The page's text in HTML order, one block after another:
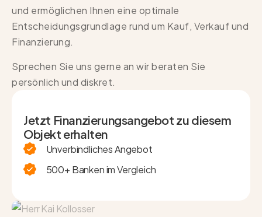
und ermöglichen Ihnen eine optimale
Entscheidungsgrundlage rund um Kauf, Verkauf und
Finanzierung.
Sprechen Sie uns gerne an wir beraten Sie
persönlich und diskret.
Jetzt Finanzierungsangebot zu diesem
Objekt erhalten
Unverbindliches Angebot
500+ Banken im Vergleich